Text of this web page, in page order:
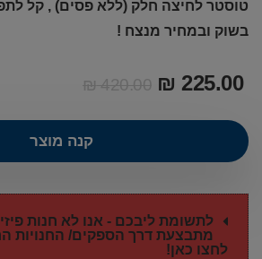
טוסטר לחיצה חלק (ללא פסים) , קל
בשוק ובמחיר מנצח !
₪420.00 ₪ 225.00
קנה מוצר
לתשומת ליבכם - אנו לא חנות
מתבצעת דרך הספקים/ החנויות
לחצו כאן!